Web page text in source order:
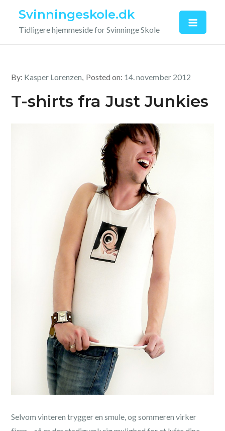
content
Svinningeskole.dk
Tidligere hjemmeside for Svinninge Skole
By: Kasper Lorenzen Posted on: 14. november 2012
T-shirts fra Just Junkies
Selvom vinteren trygger en smule, og sommeren virker